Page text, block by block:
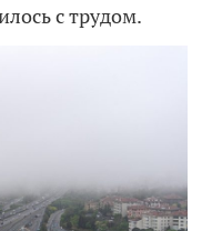
с трудом.